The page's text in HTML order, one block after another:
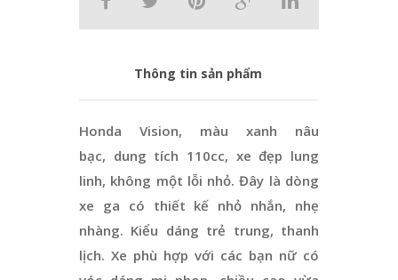
Thông tin sản phẩm
Honda Vision, màu xanh nâu
bạc, dung tích 110cc, xe đẹp lung
linh, không một lỗi nhỏ. Đây là dòng
xe ga có thiết kế nhỏ nhắn, nhẹ
nhàng. Kiểu dáng trẻ trung, thanh
lịch. Xe phù hợp với các bạn nữ có